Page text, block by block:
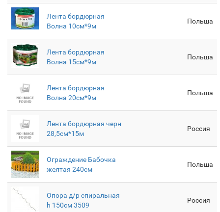
Лента бордюрная
Волна 10см*9м
Польша
Лента бордюрная
Волна 15см*9м
Польша
Лента бордюрная
Волна 20см*9м
Польша
Лента бордюрная черн
28,5см*15м
Россия
Ограждение Бабочка
желтая 240см
Польша
Опора д/р спиральная
h 150см 3509
Россия